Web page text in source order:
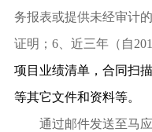
务报表或提供未经审计
证明； 6、近三年（自
项目业绩清单，合同扫
等其它文件和资料等。
通过邮件发送至马